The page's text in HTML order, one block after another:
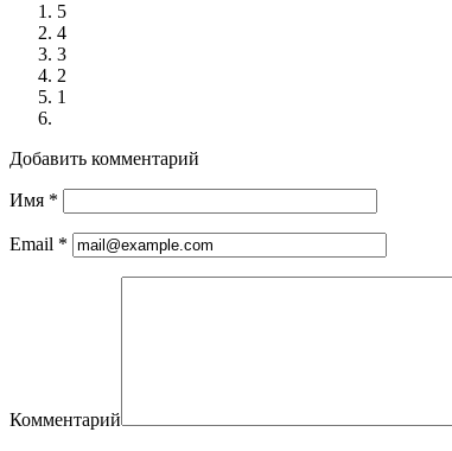
5
4
3
2
1
Добавить комментарий
Имя *
Email *
Комментарий